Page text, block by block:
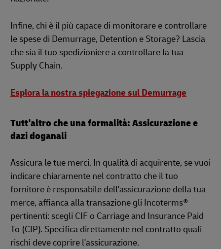
Infine, chi è il più capace di monitorare e controllare
le spese di Demurrage, Detention e Storage? Lascia
che sia il tuo spedizioniere a controllare la tua
Supply Chain.
Esplora la nostra spiegazione sul Demurrage
Tutt'altro che una formalità: Assicurazione e
dazi doganali
Assicura le tue merci. In qualità di acquirente, se vuoi
indicare chiaramente nel contratto che il tuo
fornitore è responsabile dell'assicurazione della tua
merce, affianca alla transazione gli Incoterms®
pertinenti: scegli CIF o Carriage and Insurance Paid
To (CIP). Specifica direttamente nel contratto quali
rischi deve coprire l'assicurazione.